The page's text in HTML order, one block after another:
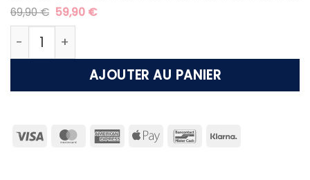
69,90€ Le
prix
initial
était :
69,90 €.
59,90 €Le
prix
quantité de Tente de plage familiale
AJOUTER AU PANIER
Visa MasterCardAmericanApple
Bancontact
Klarna